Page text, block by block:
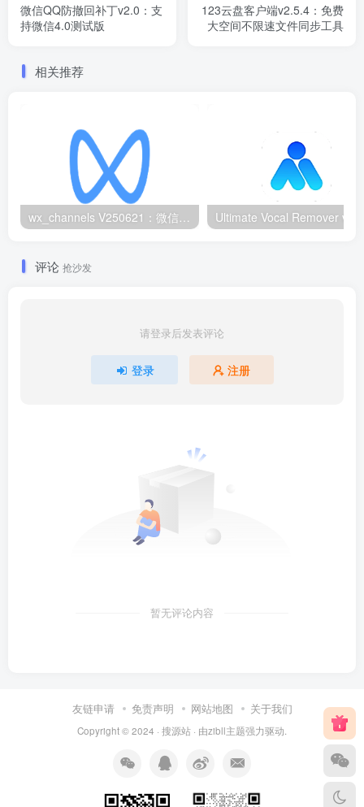
微信QQ防撤回补丁v2.0：支
持微信4.0测试版
123云盘客户端v2.5.4：免费
大空间不限速文件同步工具
相关推荐
评论 抢沙发
请登录后发表评论
登录 注册
暂无评论内容
友链申请 免责声明 网站地图 关于我们
Copyright © 2024 · 搜源站 · 由zibll主题强力驱动.